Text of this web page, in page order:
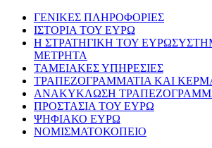
ΓΕΝΙΚΕΣ ΠΛΗΡΟΦΟΡΙΕΣ
ΙΣΤΟΡΙΑ ΤΟΥ ΕΥΡΩ
Η ΣΤΡΑΤΗΓΙΚΗ ΤΟΥ
ΜΕΤΡΗΤΑ
ΤΑΜΕΙΑΚΕΣ ΥΠΗΡΕΣΙΕΣ
ΤΡΑΠΕΖΟΓΡΑΜΜΑΤΙΑ ΚΑΙ
ΑΝΑΚΥΚΛΩΣΗ
ΠΡΟΣΤΑΣΙΑ ΤΟΥ ΕΥΡΩ
ΨΗΦΙΑΚΟ ΕΥΡΩ
ΝΟΜΙΣΜΑΤΟΚΟΠΕΙΟ